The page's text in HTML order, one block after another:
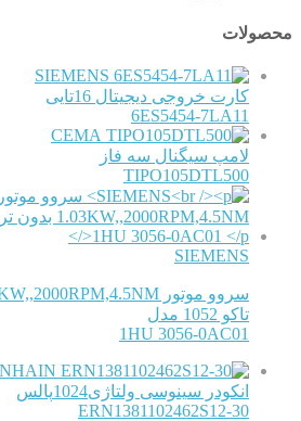
محصولات
SIEMENS
کارت خروجی دیجیتال 16تایی
6ES5454-7LA11
CEMA
لامپ سیگنال سه فاز
TIPO105DTL500
SIEMENS
تاکو 1052 مدل
1HU 3056-0AC01
انکودر سینوسی ولتاژی1024پالس
ERN1381102462S12-30